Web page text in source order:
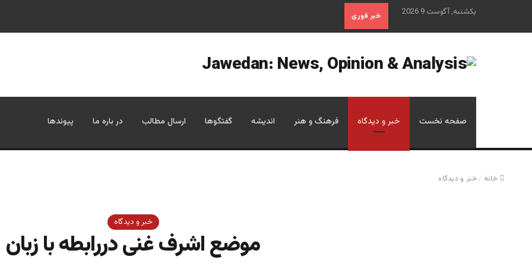
یکشنبه, آگوست 9 2026 خبر فوری
صفحه نخست خبر و دیدگاه فرهنگ و هنر اندیشه گفتگوها ارسال مطالب در باره ما پیوندها
خانه /خبر و دیدگاه
خبر و دیدگاه
موضع اشرف غنی دررابطه با زبان